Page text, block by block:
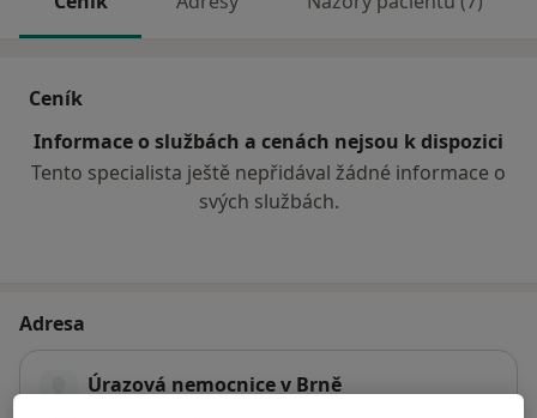
Ceník
Informace o službách a cenách nejsou k dispozici
Tento specialista ještě nepřidával žádné informace o
svých službách.
Adresa
Úrazová nemocnice v Brně